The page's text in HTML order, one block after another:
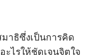
าธิซึ่งเป็นการคิด
อะไรให้ชัดเจนจิตใจ